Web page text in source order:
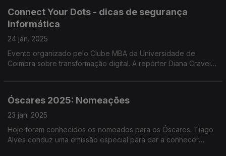
Connect Your Dots - dicas de segurança
informática
24 jan. 2025
Evento organizado pelo Clube MBA da Universidade de
Coimbra sobre transformação digital. A repórter Diana Craveiro
Óscares 2025: Nomeações
23 jan. 2025
Hoje foram conhecidos os nomeados para os Óscares. Tiago
Alves conduz uma emissão especial para dar a conhecer